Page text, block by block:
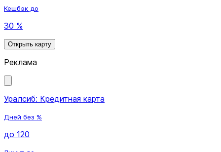
Кешбэк до
30 %
Открыть карту
Реклама
Уралсиб: Кредитная карта
Дней без %
до 120